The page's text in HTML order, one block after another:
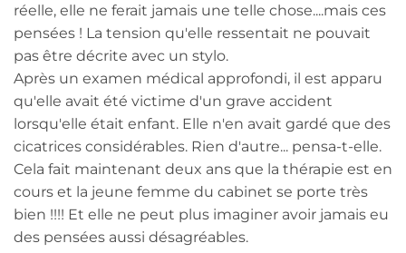
réelle, elle ne ferait jamais une telle chose....mais ces
pensées ! La tension qu'elle ressentait ne pouvait
pas être décrite avec un stylo.
Après un examen médical approfondi, il est apparu
qu'elle avait été victime d'un grave accident
lorsqu'elle était enfant. Elle n'en avait gardé que des
cicatrices considérables. Rien d'autre... pensa-t-elle.
Cela fait maintenant deux ans que la thérapie est en
cours et la jeune femme du cabinet se porte très
bien !!!! Et elle ne peut plus imaginer avoir jamais eu
des pensées aussi désagréables.